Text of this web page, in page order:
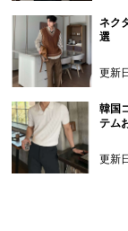
ネク
選
更新
韓国
テム
更新